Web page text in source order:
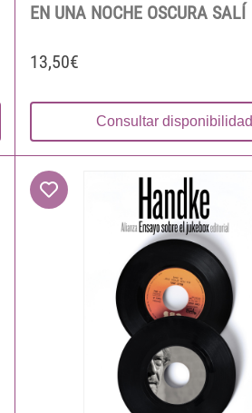
EN UNA NOCHE OSCURA SALÍ
13,50€
Consultar disponibilidad